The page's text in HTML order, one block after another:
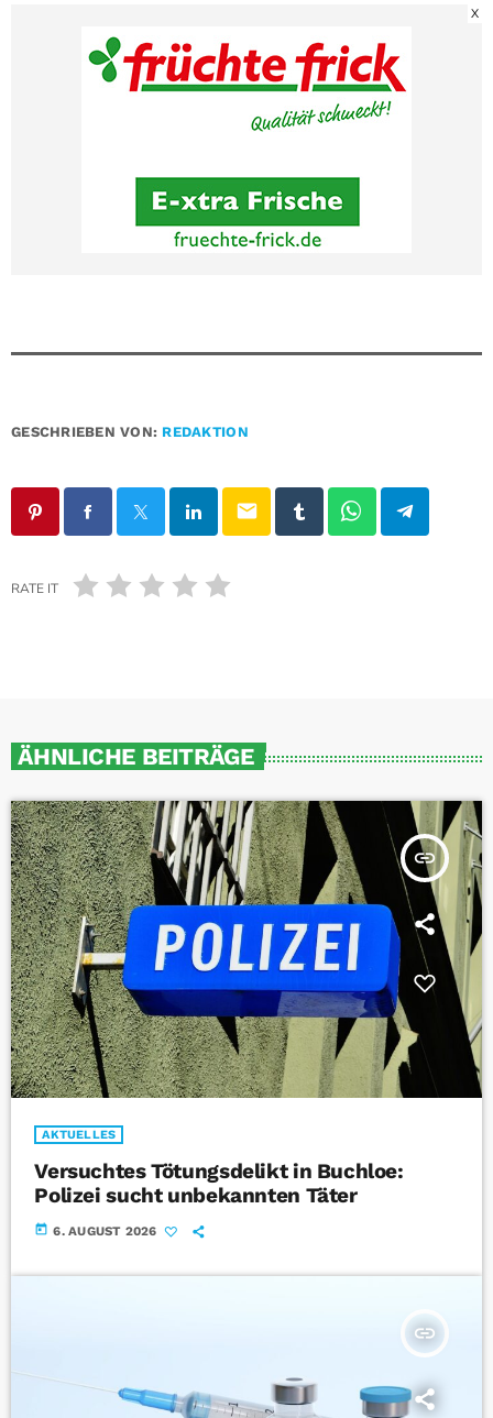
X
GESCHRIEBEN VON: REDAKTION
email
RATE IT
ÄHNLICHE BEITRÄGE
insert_link
AKTUELLES
Versuchtes Tötungsdelikt in Buchloe:
Polizei sucht unbekannten Täter
today 6. AUGUST 2026
insert_link